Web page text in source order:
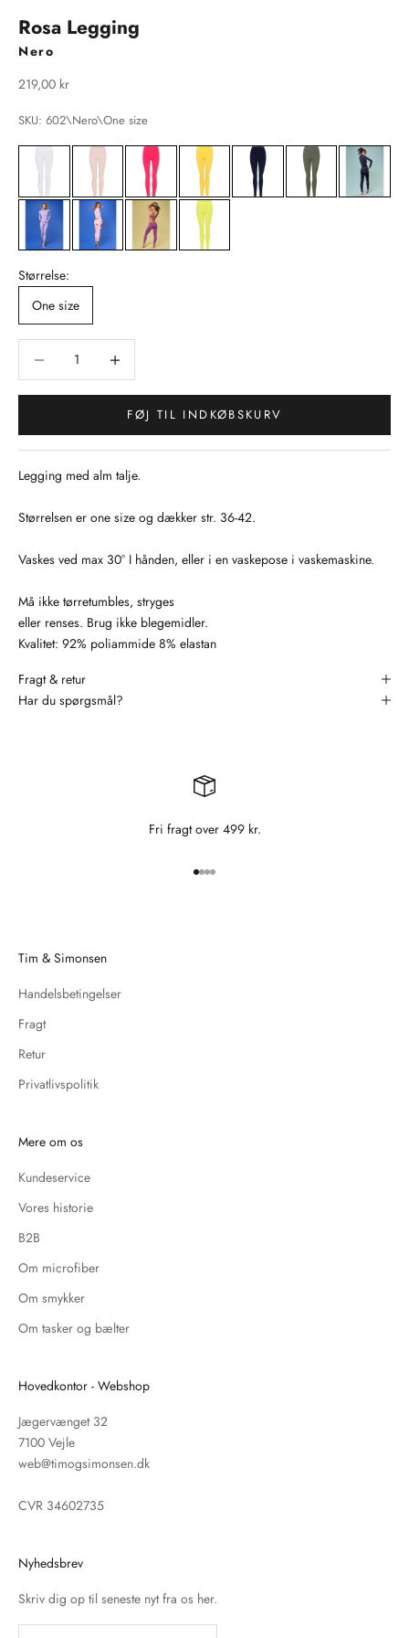
Rosa Legging
Nero
Salgspris
219,00 kr
SKU: 602\Nero\One size
Størrelse:
One size
FØJ TIL INDKØBSKURV
Legging med alm talje.
Størrelsen er one size og dækker str. 36-42.
Vaskes ved max 30° I hånden, eller i en vaskepose i vaskemaskine.
Må ikke tørretumbles, stryges
eller renses. Brug ikke blegemidler.
Kvalitet: 92% poliammide 8% elastan
Fragt & retur
Har du spørgsmål?
Fri fragt over 499 kr.
Gå til element 1
Gå til element 2
Gå til element 3
Gå til element 4
Tim & Simonsen
Handelsbetingelser
Fragt
Retur
Privatlivspolitik
Mere om os
Kundeservice
Vores historie
B2B
Om microfiber
Om smykker
Om tasker og bælter
Hovedkontor - Webshop
Jægervænget 32
7100 Vejle
web@timogsimonsen.dk
CVR 34602735
Nyhedsbrev
Skriv dig op til seneste nyt fra os her.